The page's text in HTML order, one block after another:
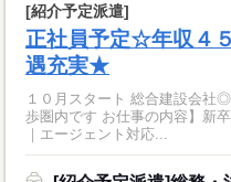
[紹介予定派遣]
正社員予定☆年収４
遇充実★
１０月スタート 総合建設会社
歩圏内です お仕事の内容】新
｜エージェント対応...